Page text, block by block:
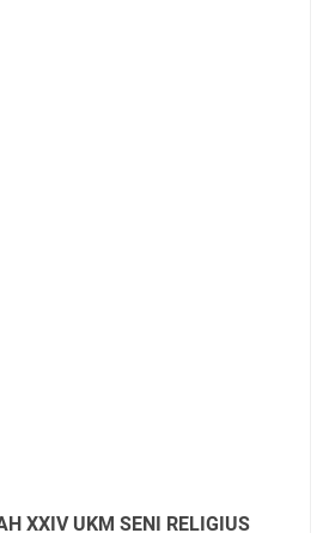
XXIV UKM SENI RELIGIUS